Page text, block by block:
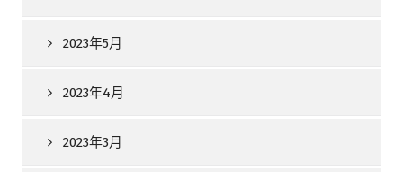
2023年5月
2023年4月
2023年3月